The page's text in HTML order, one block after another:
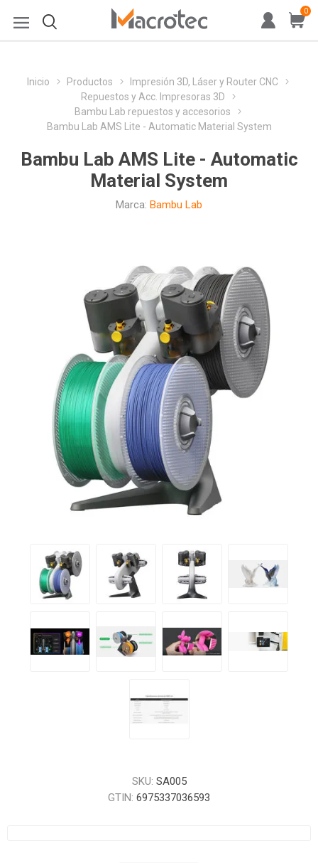
0
Inicio Productos
Impresión 3D, Láser y Router CNC
Repuestos y Acc. Impresoras 3D
Bambu Lab repuestos y accesorios
Bambu Lab AMS Lite - Automatic Material System
Bambu Lab AMS Lite - Automatic
Material System
Marca: Bambu Lab
SKU: SA005
GTIN: 6975337036593